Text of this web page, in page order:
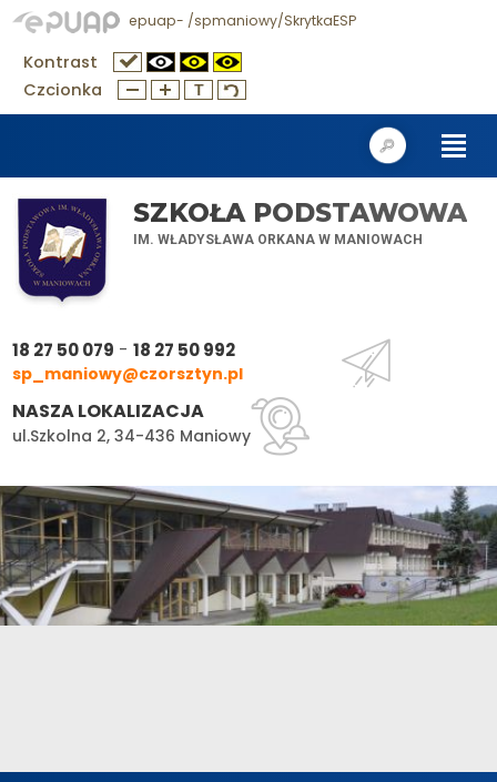
epuap- /spmaniowy/SkrytkaESP
Kontrast
Czcionka
SZKOŁA PODSTAWOWA
IM. WŁADYSŁAWA ORKANA W MANIOWACH
18 27 50 079 -18 27 50 992
sp_maniowy@czorsztyn.pl
NASZA LOKALIZACJA
ul.Szkolna 2, 34-436 Maniowy